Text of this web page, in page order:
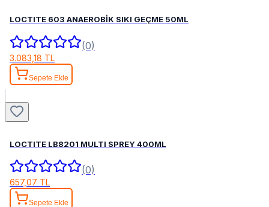
LOCTITE 603 ANAEROBİK SIKI GEÇME 50ML
(0)
3.083,18 TL
Sepete Ekle
LOCTITE LB8201 MULTI SPREY 400ML
(0)
657,07 TL
Sepete Ekle